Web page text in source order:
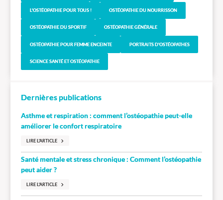
L'OSTÉOPATHIE POUR TOUS ! OSTÉOPATHIE DU NOURRISSON
OSTÉOPATHIE DU SPORTIF OSTÉOPATHIE GÉNÉRALE
OSTÉOPATHIE POUR FEMME ENCEINTE PORTRAITS D'OSTÉOPATHES
SCIENCE SANTÉ ET OSTÉOPATHIE
Dernières publications
Asthme et respiration : comment l’ostéopathie peut-elle
améliorer le confort respiratoire
LIRE L'ARTICLE
Santé mentale et stress chronique : Comment l’ostéopathie
peut aider ?
LIRE L'ARTICLE